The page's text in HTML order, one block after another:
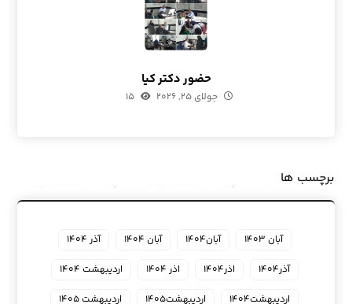
حضور دکتر کیا
جولای ۲۵, ۲۰۲۶ ۱۵
برچسب ها
آبان ۱۴۰۳ آبان۱۴۰۴ آبان ۱۴۰۴
آذر ۱۴۰۴
آذر۱۴۰۴
اذر۱۴۰۴ اذر ۱۴۰۴
اردیبهشت ۱۴۰۴
اردیبهشت۱۴۰۴
اردیبهشت۱۴۰۵ اردیبهشت ۱۴۰۵